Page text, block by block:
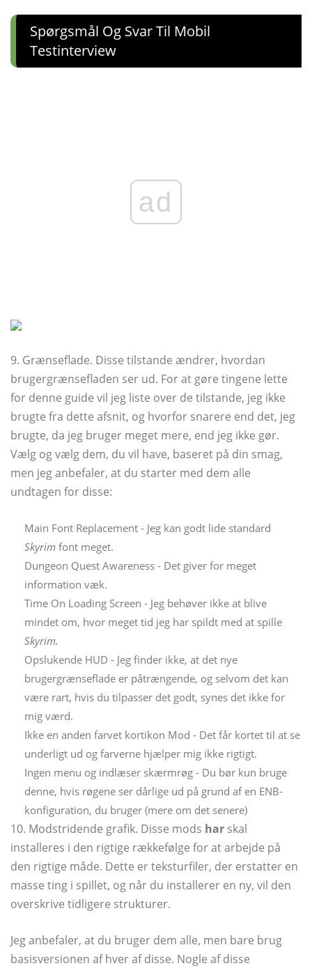
Spørgsmål Og Svar Til Mobil
Testinterview
ad
9. Grænseflade. Disse tilstande ændrer, hvordan
brugergrænsefladen ser ud. For at gøre tingene lette
for denne guide vil jeg liste over de tilstande, jeg ikke
brugte fra dette afsnit, og hvorfor snarere end det, jeg
brugte, da jeg bruger meget mere, end jeg ikke gør.
Vælg og vælg dem, du vil have, baseret på din smag,
men jeg anbefaler, at du starter med dem alle
undtagen for disse:
Main Font Replacement - Jeg kan godt lide standard
Skyrim font meget.
Dungeon Quest Awareness - Det giver for meget
information væk.
Time On Loading Screen - Jeg behøver ikke at blive
mindet om, hvor meget tid jeg har spildt med at spille
Skyrim.
Opslukende HUD - Jeg finder ikke, at det nye
brugergrænseflade er påtrængende, og selvom det kan
være rart, hvis du tilpasser det godt, synes det ikke for
mig værd.
Ikke en anden farvet kortikon Mod - Det får kortet til at se
underligt ud og farverne hjælper mig ikke rigtigt.
Ingen menu og indlæser skærmrøg - Du bør kun bruge
denne, hvis røgene ser dårlige ud på grund af en ENB-
konfiguration, du bruger (mere om det senere)
10. Modstridende grafik. Disse mods har skal
installeres i den rigtige rækkefølge for at arbejde på
den rigtige måde. Dette er teksturfiler, der erstatter en
masse ting i spillet, og når du installerer en ny, vil den
overskrive tidligere strukturer.
Jeg anbefaler, at du bruger dem alle, men bare brug
basisversionen af ​​hver af disse. Nogle af disse